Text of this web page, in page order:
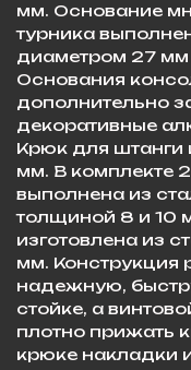
мм. Основание
турника
диаметром 27 мм
Основания
дополнительно
декоративные
Крюк для штанги
мм. В комплекте
выполнена из
толщиной 8 и 10
изготовлена из
мм. Конструкция
надежную,
стойке, а
плотно прижать
крюке накладки